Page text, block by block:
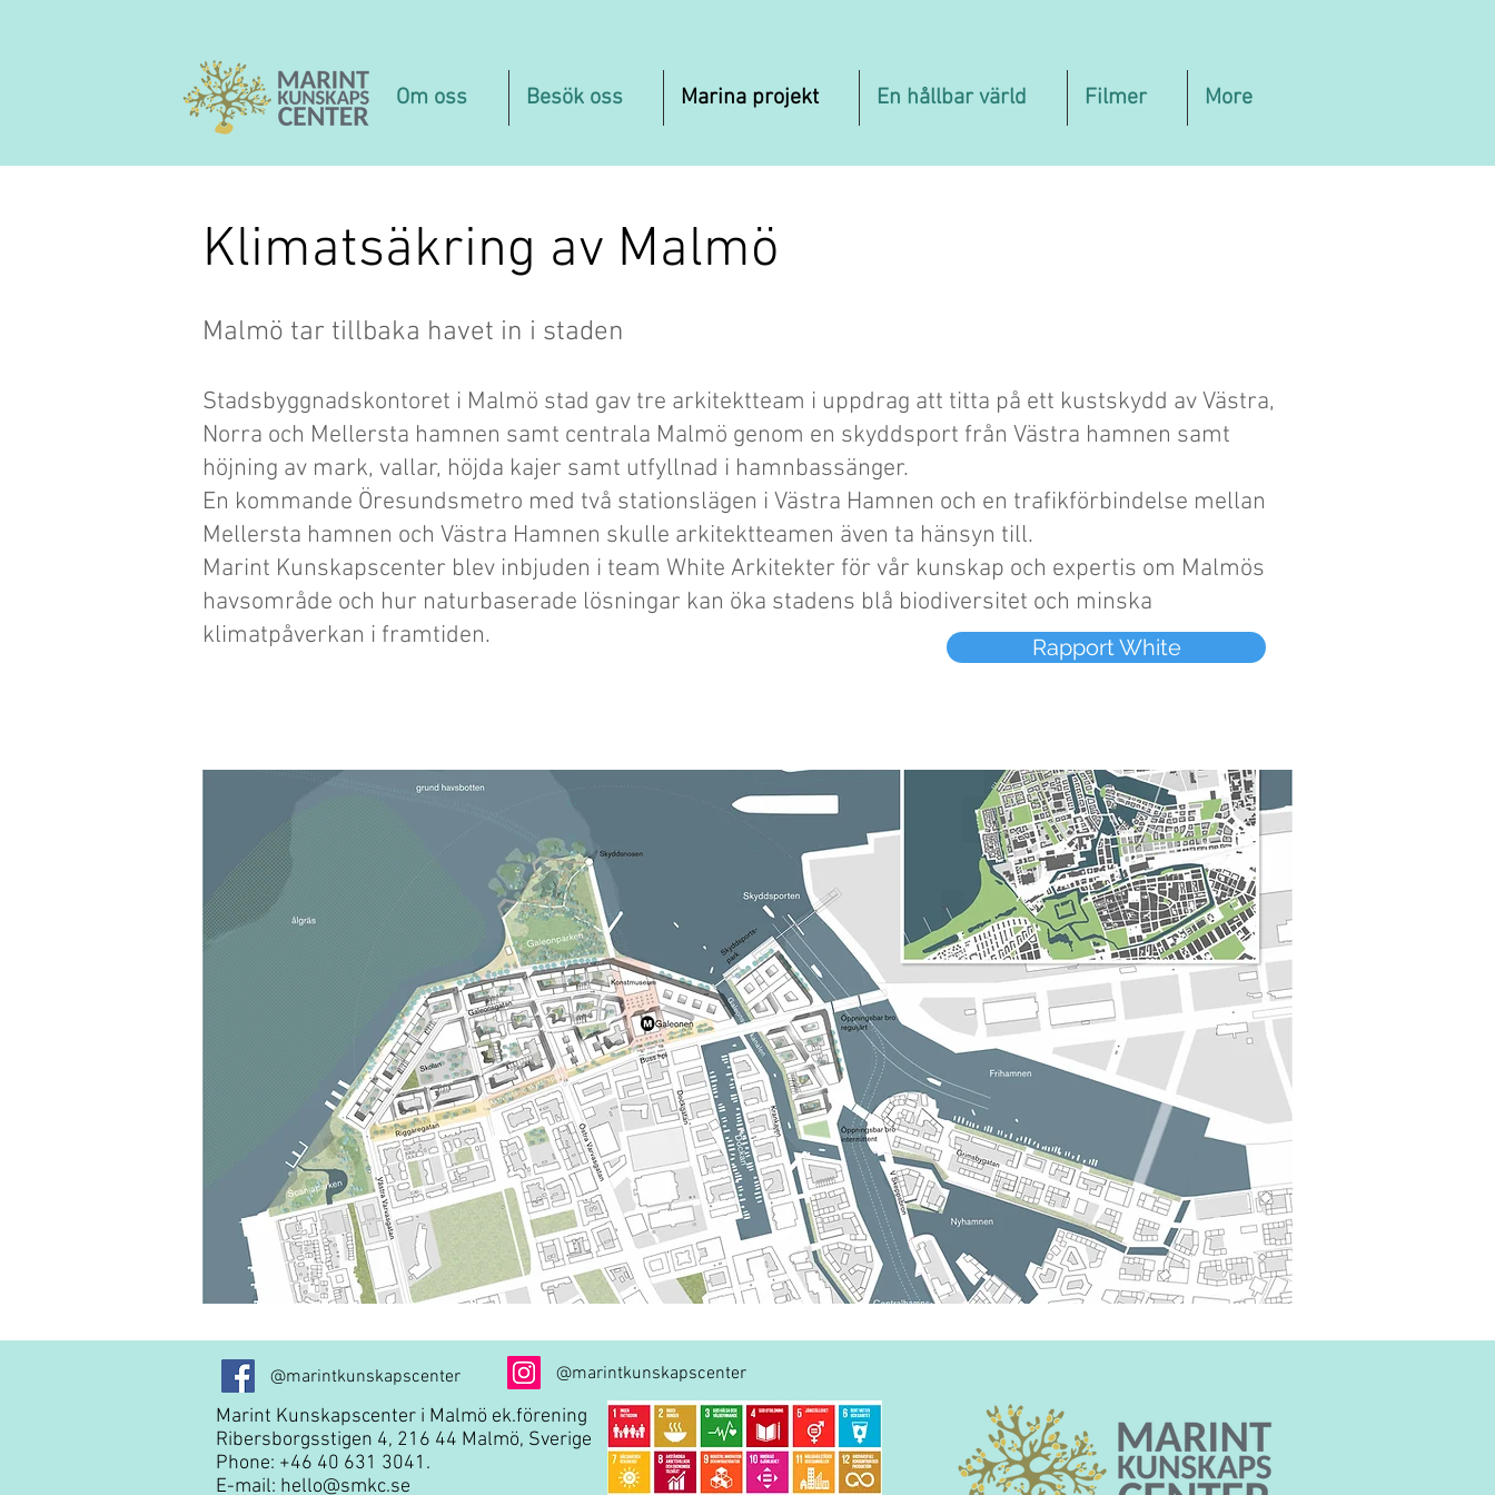
Om oss Besök oss Marina projekt En hållbar värld Filmer More
Klimatsäkring av Malmö
Malmö tar tillbaka havet in i staden
Stadsbyggnadskontoret i Malmö stad gav tre arkitektteam i uppdrag att titta på ett kustskydd av Västra,
Norra och Mellersta hamnen samt centrala Malmö genom en skyddsport från Västra hamnen samt
höjning av mark, vallar, höjda kajer samt utfyllnad i hamnbassänger.
En kommande Öresundsmetro med två stationslägen i Västra Hamnen och en trafikförbindelse mellan
Mellersta hamnen och Västra Hamnen skulle arkitektteamen även ta hänsyn till.
Marint Kunskapscenter blev inbjuden i team White Arkitekter för vår kunskap och expertis om Malmös
havsområde och hur naturbaserade lösningar kan öka stadens blå biodiversitet och minska
klimatpåverkan i framtiden.
Rapport White
@marintkunskapscenter @marintkunskapscenter
Marint Kunskapscenter i Malmö ek.förening
Ribersborgsstigen 4, 216 44 Malmö, Sverige
Phone: +46 40 631 3041.
E-mail: hello@smkc.se